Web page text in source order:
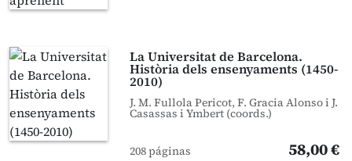
La Universitat de Barcelona.
Història dels ensenyaments (1450-
2010)
J. M. Fullola Pericot, F. Gracia Alonso i J.
Casassas i Ymbert (coords.)
208 páginas 58,00 €